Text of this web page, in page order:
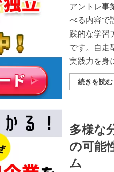
アントレ事
べる内容で
践的な学習
です。自走
実践力を身
続きを読む
多様な
の可能
ム